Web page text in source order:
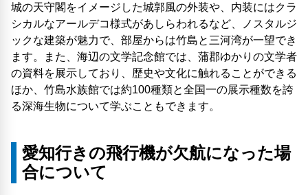
城の天守閣をイメージした城郭風の外装や、内装にはクラ
シカルなアールデコ様式があしらわれるなど、ノスタルジ
ックな建築が魅力で、部屋からは竹島と三河湾が一望でき
ます。また、海辺の文学記念館では、蒲郡ゆかりの文学者
の資料を展示しており、歴史や文化に触れることができる
ほか、竹島水族館では約100種類と全国一の展示種数を誇
る深海生物について学ぶこともできます。
愛知行きの飛行機が欠航になった場
合について